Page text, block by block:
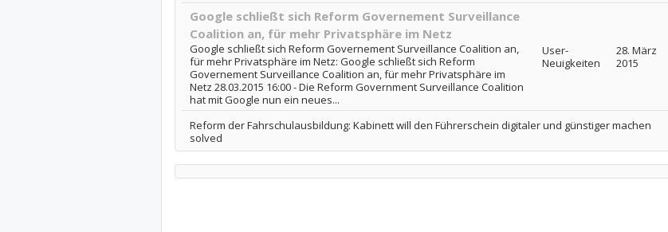
Google schließt sich Reform Governement Surveillance
Coalition an, für mehr Privatsphäre im Netz
Google schließt sich Reform Governement Surveillance Coalition an,
für mehr Privatsphäre im Netz: Google schließt sich Reform
Governement Surveillance Coalition an, für mehr Privatsphäre im
Netz 28.03.2015 16:00 - Die Reform Government Surveillance Coalition
hat mit Google nun ein neues...
User-
Neuigkeiten
28. März
2015
Reform der Fahrschulausbildung: Kabinett will den Führerschein digitaler und günstiger machen
solved